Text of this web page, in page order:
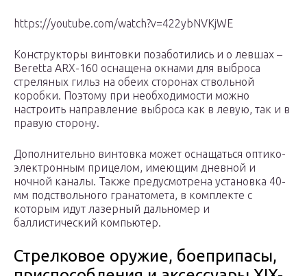
https://youtube.com/watch?v=422ybNVKjWE
Конструкторы винтовки позаботились и о левшах –
Beretta ARX-160 оснащена окнами для выброса
стреляных гильз на обеих сторонах ствольной
коробки. Поэтому при необходимости можно
настроить направление выброса как в левую, так и в
правую сторону.
Дополнительно винтовка может оснащаться оптико-
электронным прицелом, имеющим дневной и
ночной каналы. Также предусмотрена установка 40-
мм подствольного гранатомета, в комплекте с
которым идут лазерный дальномер и
баллистический компьютер.
Стрелковое оружие, боеприпасы,